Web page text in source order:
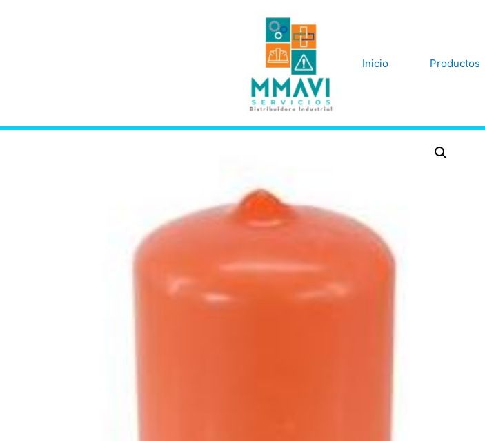
Inicio Productos